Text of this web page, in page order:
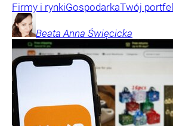
Firmy i rynkiGospodarkaTwój portfel
Beata Anna Święcicka